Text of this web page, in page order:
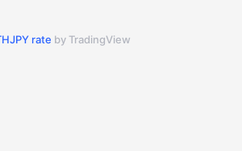
rate by TradingView